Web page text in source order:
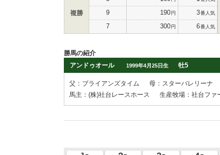
複勝 9 190円 3番人気
7 300円 6番人気
勝馬の紹介
アンドゥオール
1999年4月25日生 牡5
父：ブライアンズタイム
母：スターバレリーナ
馬主：(株)社台レースホース
生産牧場：社台ファ